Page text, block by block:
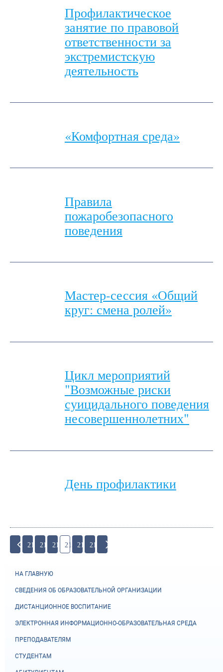
Профилактическое
занятие по правовой
ответственности за
экстремистскую
деятельность
«Комфортная среда»
Правила
пожаробезопасного
поведения
Мастер-сессия «Общий
круг: смена ролей»
Цикл мероприятий
"Возможные риски
суицидального поведения
несовершеннолетних"
День профилактики
212 213 214 215 216 217
НА ГЛАВНУЮ
СВЕДЕНИЯ ОБ ОБРАЗОВАТЕЛЬНОЙ ОРГАНИЗАЦИИ
ДИСТАНЦИОННОЕ ВОСПИТАНИЕ
ЭЛЕКТРОННАЯ ИНФОРМАЦИОННО-ОБРАЗОВАТЕЛЬНАЯ СРЕДА
ПРЕПОДАВАТЕЛЯМ
СТУДЕНТАМ